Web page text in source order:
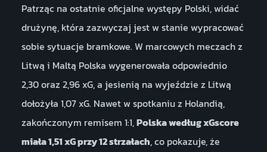
Patrząc na ostatnie oficjalne występy Polski, widać
drużynę, która zazwyczaj jest w stanie wypracować
sobie sytuacje bramkowe. W marcowych meczach z
Litwą i Maltą Polska wygenerowała odpowiednio
2,30 oraz 2,96 xG, a jesienią na wyjeździe z Litwą
dołożyła 1,07 xG. Nawet w spotkaniu z Holandią,
zakończonym remisem 1:1,Polska według xGscore
miała 1,51 xG przy 12 strzałach, co pokazuje, że